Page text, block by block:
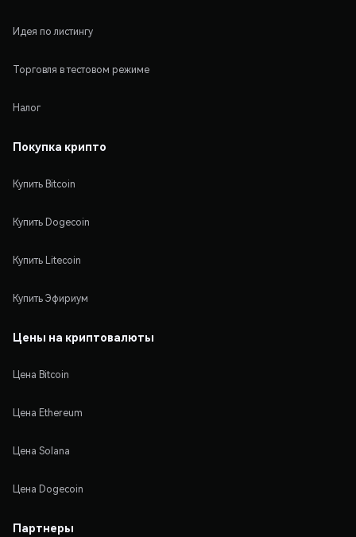
Идея по листингу
Торговля в тестовом режиме
Налог
Покупка крипто
Купить Bitcoin
Купить Dogecoin
Купить Litecoin
Купить Эфириум
Цены на криптовалюты
Цена Bitcoin
Цена Ethereum
Цена Solana
Цена Dogecoin
Партнеры